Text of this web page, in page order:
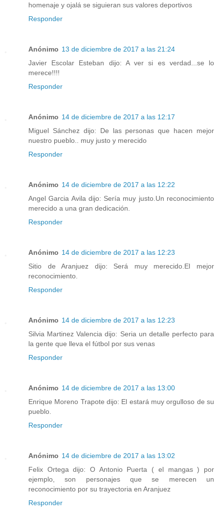
homenaje y ojalá se siguieran sus valores deportivos
Responder
Anónimo 13 de diciembre de 2017 a las 21:24
Javier Escolar Esteban dijo: A ver si es verdad...se lo
merece!!!!
Responder
Anónimo 14 de diciembre de 2017 a las 12:17
Miguel Sánchez dijo: De las personas que hacen mejor
nuestro pueblo.. muy justo y merecido
Responder
Anónimo 14 de diciembre de 2017 a las 12:22
Angel Garcia Avila dijo: Sería muy justo.Un reconocimiento
merecido a una gran dedicación.
Responder
Anónimo 14 de diciembre de 2017 a las 12:23
Sitio de Aranjuez dijo: Será muy merecido.El mejor
reconocimiento.
Responder
Anónimo 14 de diciembre de 2017 a las 12:23
Silvia Martinez Valencia dijo: Seria un detalle perfecto para
la gente que lleva el fútbol por sus venas
Responder
Anónimo 14 de diciembre de 2017 a las 13:00
Enrique Moreno Trapote dijo: El estará muy orgulloso de su
pueblo.
Responder
Anónimo 14 de diciembre de 2017 a las 13:02
Felix Ortega dijo: O Antonio Puerta ( el mangas ) por
ejemplo, son personajes que se merecen un
reconocimiento por su trayectoria en Aranjuez
Responder